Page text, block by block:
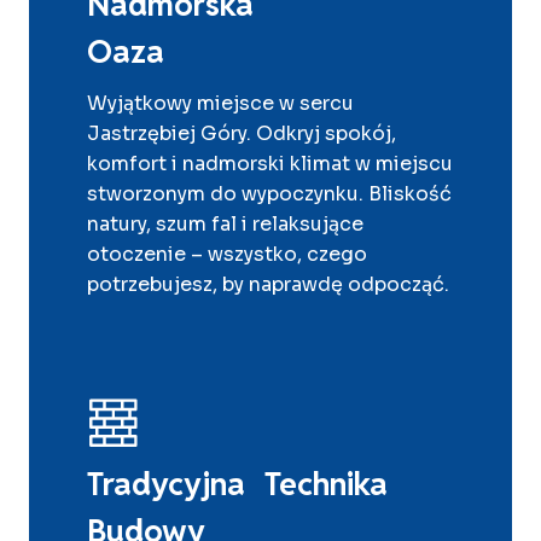
Oaza
Wyjątkowy miejsce w sercu
Jastrzębiej Góry. Odkryj spokój,
komfort i nadmorski klimat w miejscu
stworzonym do wypoczynku. Bliskość
natury, szum fal i relaksujące
otoczenie – wszystko, czego
potrzebujesz, by naprawdę odpocząć.
Tradycyjna Technika
Budowy